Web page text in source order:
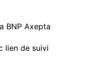
BNP Axepta
lien de suivi